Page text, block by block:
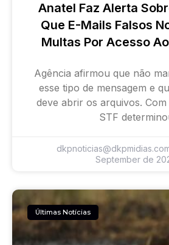
Anatel Faz Alerta
Que E-Mails Falsos
Multas Por Acesso
Agência afirmou que não
esse tipo de mensagem e
deve abrir os arquivos.
STF
September de
Últimas Notícias